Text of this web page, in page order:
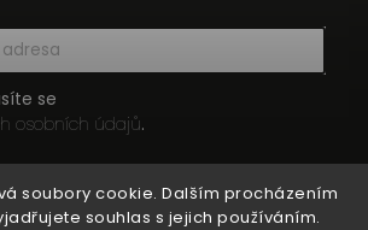
soubory cookie. Dalším procházením
souhlas s jejich používáním.
se
osobních údajů.